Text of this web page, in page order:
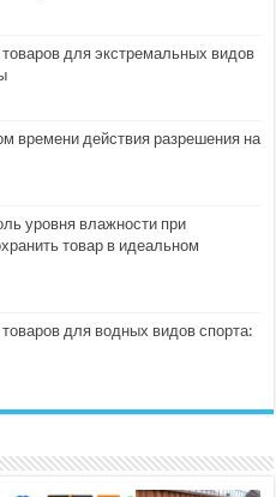
для экстремальных видов
времени действия разрешения на
уровня влажности при
товар в идеальном
для водных видов спорта: